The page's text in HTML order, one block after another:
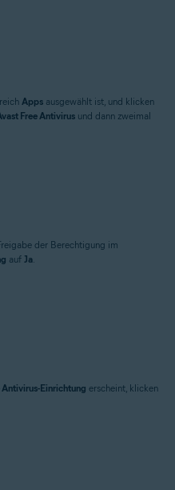
Apps ausgewählt ist, und klicken
Free Antivirusund dann zweimal
der Berechtigung im
auf Ja
Antivirus-Einrichtung erscheint, klicken